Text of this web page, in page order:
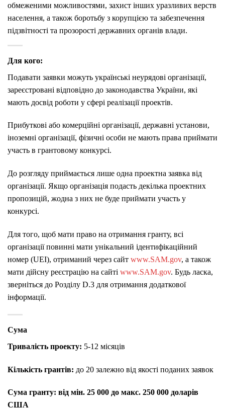
обмеженими можливостями, захист інших уразливих верств
населення, а також боротьбу з корупцією та забезпечення
підзвітності та прозорості державних органів влади.
Для кого:
Подавати заявки можуть українські неурядові організації,
зареєстровані відповідно до законодавства України, які
мають досвід роботи у сфері реалізації проектів.
Прибуткові або комерційні організації, державні установи,
іноземні організації, фізичні особи не мають права приймати
участь в грантовому конкурсі.
До розгляду приймається лише одна проектна заявка від
організації. Якщо організація подасть декілька проектних
пропозицій, жодна з них не буде приймати участь у
конкурсі.
Для того, щоб мати право на отримання гранту, всі
організації повинні мати унікальний ідентифікаційний
номер (UEI), отриманий через сайт www.SAM.gov, а також
мати дійсну реєстрацію на сайті www.SAM.gov. Будь ласка,
зверніться до Розділу D.3 для отримання додаткової
інформації.
Сума
Тривалість проекту: 5-12 місяців
Кількість грантів: до 20 залежно від якості поданих заявок
Сума гранту: від мін. 25 000 до макс. 250 000 доларів
США